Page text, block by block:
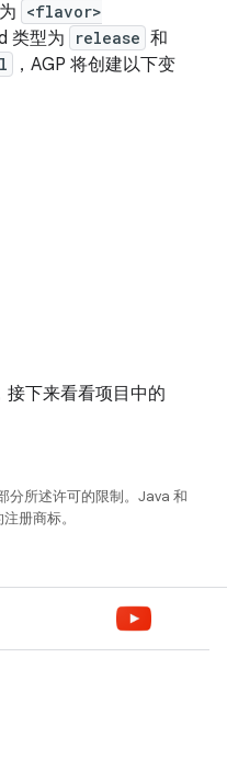
<flavor>
类型为 release 和
，AGP 将创建以下变
接下来看看项目中的
分所述许可的限制。Java 和
册商标。